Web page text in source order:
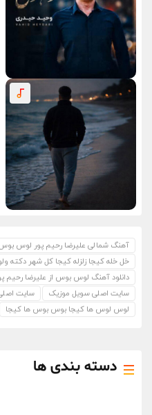
دسته بندی ها
آهنگ شمالی علیرضا رحیم پور لوس
خل خله کیجا زلزله کیجا کل شهر دکته
دانلود آهنگ لوس بوس از علیرضا رحیم
سایت اصلی سویل موزیک
سایت اصلی
لوس لوس ها کیجا بوس بوس ها کیجا